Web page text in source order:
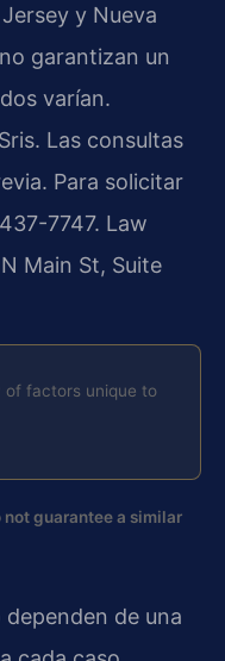
y Nueva
garantizan un
varían.
Las consultas
Para solicitar
7747. Law
Main St, Suite
of factors unique to
guarantee a similar
de una